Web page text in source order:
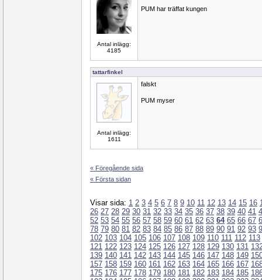
Antal inlägg:
4185
PUM har träffat kungen
tattarfinkel
Antal inlägg:
1611
falskt
PUM myser
« Föregående sida
« Första sidan
Visar sida: 1 2 3 4 5 6 7 8 9 10 11 12 13 14 15 16
26 27 28 29 30 31 32 33 34 35 36 37 38 39 40 41
52 53 54 55 56 57 58 59 60 61 62 63 64 65 66 67
78 79 80 81 82 83 84 85 86 87 88 89 90 91 92 93
102 103 104 105 106 107 108 109 110 111 112 113
121 122 123 124 125 126 127 128 129 130 131
139 140 141 142 143 144 145 146 147 148 149
157 158 159 160 161 162 163 164 165 166 167
175 176 177 178 179 180 181 182 183 184 185